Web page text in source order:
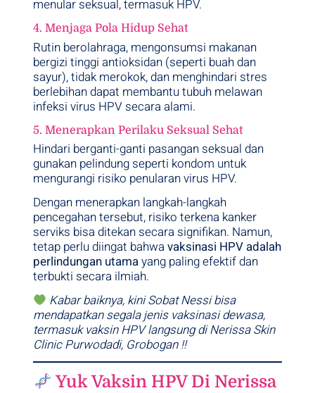
menular seksual, termasuk HPV.
4. Menjaga Pola Hidup Sehat
Rutin berolahraga, mengonsumsi makanan
bergizi tinggi antioksidan (seperti buah dan
sayur), tidak merokok, dan menghindari stres
berlebihan dapat membantu tubuh melawan
infeksi virus HPV secara alami.
5. Menerapkan Perilaku Seksual Sehat
Hindari berganti-ganti pasangan seksual dan
gunakan pelindung seperti kondom untuk
mengurangi risiko penularan virus HPV.
Dengan menerapkan langkah-langkah
pencegahan tersebut, risiko terkena kanker
serviks bisa ditekan secara signifikan. Namun,
tetap perlu diingat bahwa vaksinasi HPV adalah
perlindungan utamayang paling efektif dan
terbukti secara ilmiah.
Kabar baiknya, kini Sobat Nessi bisa
mendapatkan segala jenis vaksinasi dewasa,
termasuk vaksin HPV langsung di Nerissa Skin
Clinic Purwodadi, Grobogan !!
Yuk Vaksin HPV Di Nerissa